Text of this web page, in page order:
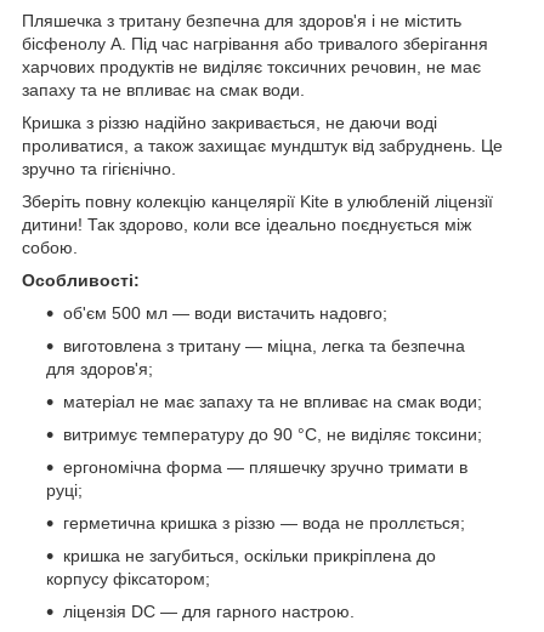
Пляшечка з тритану безпечна для здоров'я і не містить
бісфенолу А. Під час нагрівання або тривалого зберігання
харчових продуктів не виділяє токсичних речовин, не має
запаху та не впливає на смак води.
Кришка з різзю надійно закривається, не даючи воді
проливатися, а також захищає мундштук від забруднень. Це
зручно та гігієнічно.
Зберіть повну колекцію канцелярії Kite в улюбленій ліцензії
дитини! Так здорово, коли все ідеально поєднується між
собою.
Особливості:
об'єм 500 мл — води вистачить надовго;
виготовлена з тритану — міцна, легка та безпечна
для здоров'я;
матеріал не має запаху та не впливає на смак води;
витримує температуру до 90 °C, не виділяє токсини;
ергономічна форма — пляшечку зручно тримати в
руці;
герметична кришка з різзю — вода не проллється;
кришка не загубиться, оскільки прикріплена до
корпусу фіксатором;
ліцензія DC — для гарного настрою.